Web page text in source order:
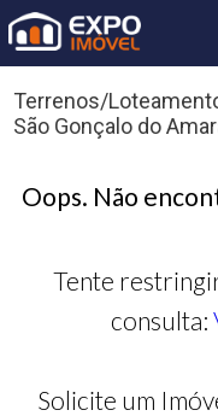
Terrenos/
São Gonçalo do
Oops. Não
Tente
consulta:
Solicite um